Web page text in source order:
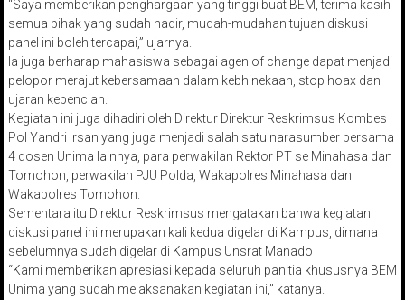
“Saya memberikan penghargaan yang tinggi buat BEM, terima kasih
semua pihak yang sudah hadir, mudah-mudahan tujuan diskusi
panel ini boleh tercapai,” ujarnya.
Ia juga berharap mahasiswa sebagai agen of change dapat menjadi
pelopor merajut kebersamaan dalam kebhinekaan, stop hoax dan
ujaran kebencian.
Kegiatan ini juga dihadiri oleh Direktur Direktur Reskrimsus Kombes
Pol Yandri Irsan yang juga menjadi salah satu narasumber bersama
4 dosen Unima lainnya, para perwakilan Rektor PT se Minahasa dan
Tomohon, perwakilan PJU Polda, Wakapolres Minahasa dan
Wakapolres Tomohon.
Sementara itu Direktur Reskrimsus mengatakan bahwa kegiatan
diskusi panel ini merupakan kali kedua digelar di Kampus, dimana
sebelumnya sudah digelar di Kampus Unsrat Manado
“Kami memberikan apresiasi kepada seluruh panitia khususnya BEM
Unima yang sudah melaksanakan kegiatan ini,” katanya.